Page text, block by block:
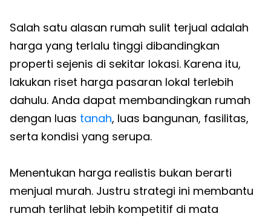
Salah satu alasan rumah sulit terjual adalah
harga yang terlalu tinggi dibandingkan
properti sejenis di sekitar lokasi. Karena itu,
lakukan riset harga pasaran lokal terlebih
dahulu. Anda dapat membandingkan rumah
dengan luas tanah, luas bangunan, fasilitas,
serta kondisi yang serupa.
Menentukan harga realistis bukan berarti
menjual murah. Justru strategi ini membantu
rumah terlihat lebih kompetitif di mata